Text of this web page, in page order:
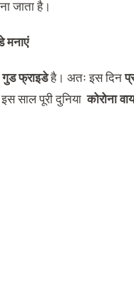
जाता है।
फ्राइडेहै। अतः इस दिन
इस साल पूरी दुनियाकोरोना